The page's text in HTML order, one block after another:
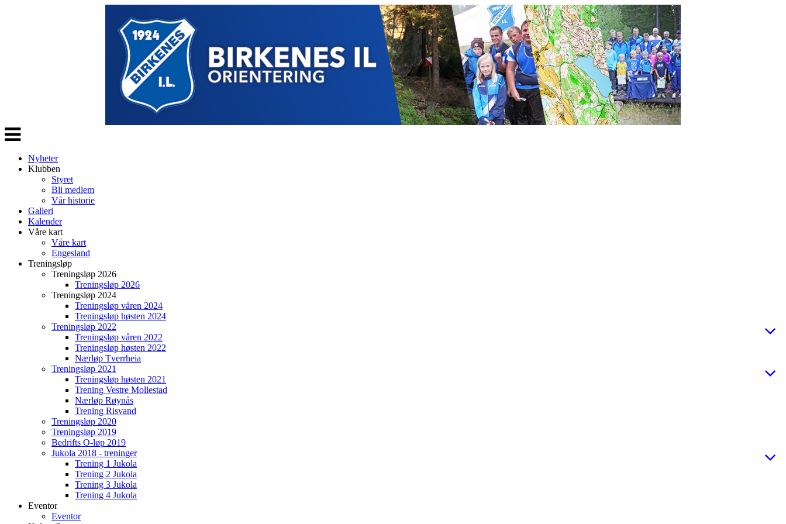
Veksle
navigasjon
Nyheter
Klubben
Styret
Bli medlem
Vår historie
Galleri
Kalender
Våre kart
Våre kart
Engesland
Treningsløp
Treningsløp 2026
Treningsløp 2026
Treningsløp 2024
Treningsløp våren 2024
Treningsløp høsten 2024
Treningsløp 2022
Treningsløp våren 2022
Treningsløp høsten 2022
Nærløp Tverrheia
Treningsløp 2021
Treningsløp høsten 2021
Trening Vestre Mollestad
Nærløp Røynås
Trening Risvand
Treningsløp 2020
Treningsløp 2019
Bedrifts O-løp 2019
Jukola 2018 - treninger
Trening 1 Jukola
Trening 2 Jukola
Trening 3 Jukola
Trening 4 Jukola
Eventor
Eventor